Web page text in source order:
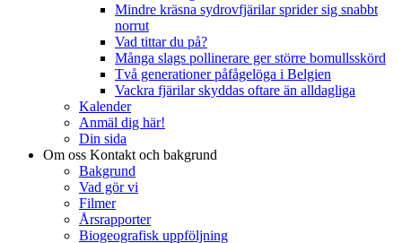
Mindre kräsna sydrovfjärilar sprider sig snabbt
norrut
Vad tittar du på?
Många slags pollinerare ger större bomullsskörd
Två generationer påfågelöga i Belgien
Vackra fjärilar skyddas oftare än alldagliga
Kalender
Anmäl dig här!
Din sida
Om oss Kontakt och bakgrund
Bakgrund
Vad gör vi
Filmer
Årsrapporter
Biogeografisk uppföljning